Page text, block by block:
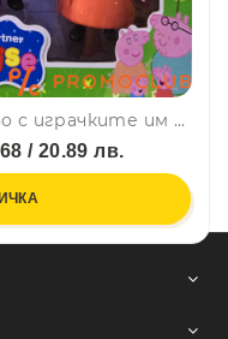
Peppa pig Цялото семейство с играчките им за парка
/ 20.89 лв.